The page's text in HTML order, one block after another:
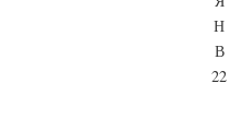
Н
В
22